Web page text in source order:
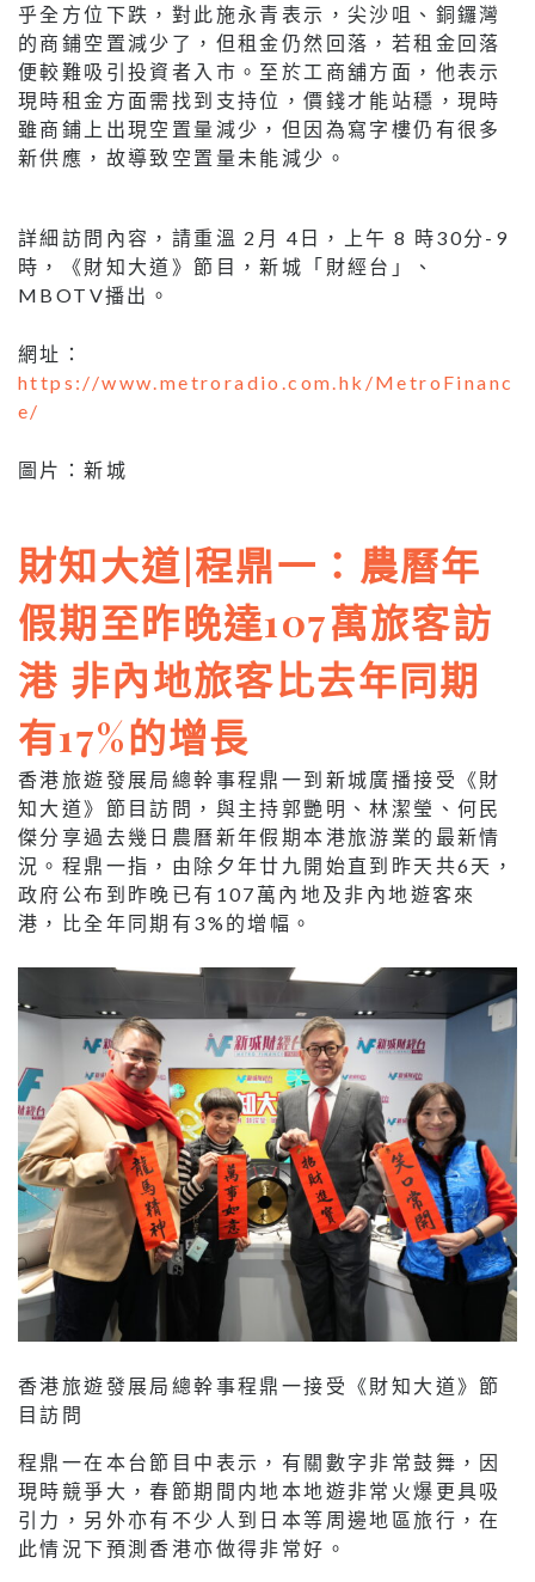
乎全方位下跌，對此施永青表示，尖沙咀、銅鑼灣
的商鋪空置減少了，但租金仍然回落，若租金回落
便較難吸引投資者入市。至於工商舖方面，他表示
現時租金方面需找到支持位，價錢才能站穩，現時
雖商鋪上出現空置量減少，但因為寫字樓仍有很多
新供應，故導致空置量未能減少。
詳細訪問內容，請重溫 2月 4日，上午 8 時30分-9
時，《財知大道》節目，新城「財經台」、
MBOTV播出。
網址：
https://www.metroradio.com.hk/MetroFinanc
e/
圖片：新城
財知大道|程鼎一：農曆年
假期至昨晚達107萬旅客訪
港 非內地旅客比去年同期
有17%的增長
香港旅遊發展局總幹事程鼎一到新城廣播接受《財
知大道》節目訪問，與主持郭艷明、林潔瑩、何民
傑分享過去幾日農曆新年假期本港旅游業的最新情
況。程鼎一指，由除夕年廿九開始直到昨天共6天，
政府公布到昨晚已有107萬內地及非內地遊客來
港，比全年同期有3%的增幅。
香港旅遊發展局總幹事程鼎一接受《財知大道》節
目訪問
程鼎一在本台節目中表示，有關數字非常鼓舞，因
現時競爭大，春節期間内地本地遊非常火爆更具吸
引力，另外亦有不少人到日本等周邊地區旅行，在
此情況下預測香港亦做得非常好。